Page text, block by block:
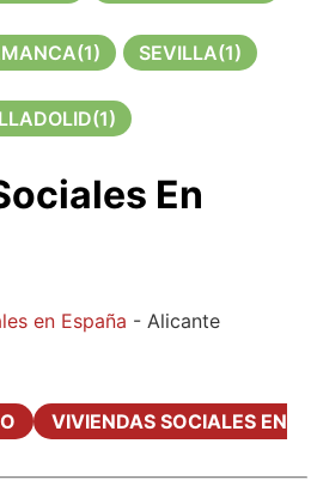
(1) SEVILLA(1)
(1)
En
en España - Alicante
VIVIENDAS SOCIALES EN